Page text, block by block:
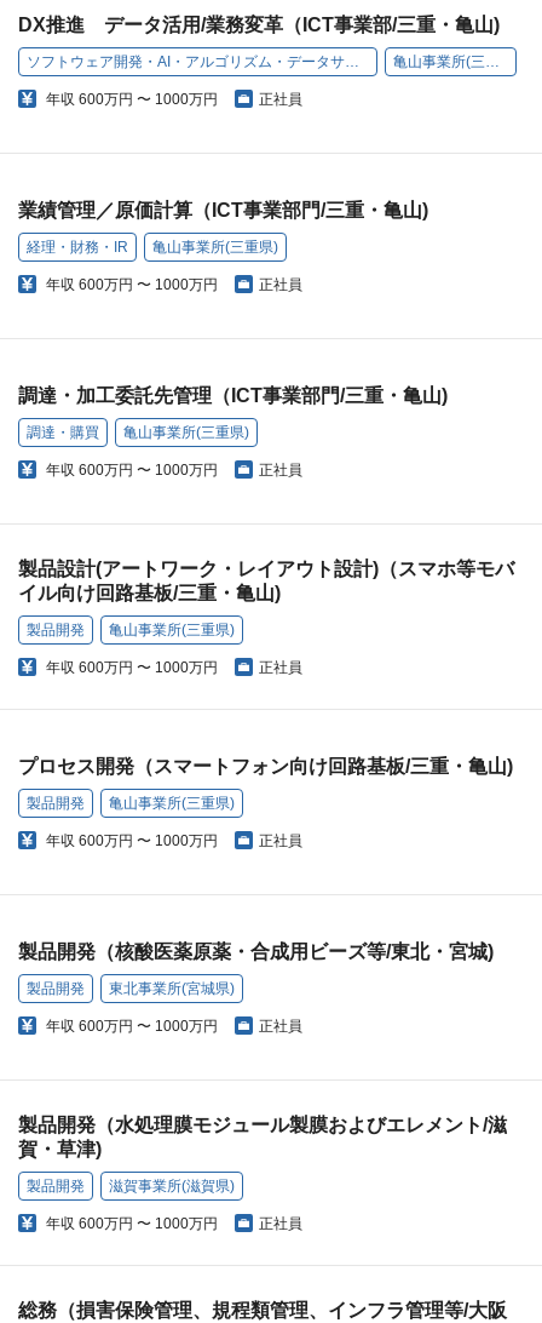
DX推進 データ活用/業務変革（ICT事業部/三重・亀山)
ソフトウェア開発・AI・アルゴリズム・データサイエンス 亀山事業所(三重県)
年収 600万円 〜 1000万円 正社員
業績管理／原価計算（ICT事業部門/三重・亀山)
経理・財務・IR 亀山事業所(三重県)
年収 600万円 〜 1000万円 正社員
調達・加工委託先管理（ICT事業部門/三重・亀山)
調達・購買 亀山事業所(三重県)
年収 600万円 〜 1000万円 正社員
製品設計(アートワーク・レイアウト設計)（スマホ等モバ
イル向け回路基板/三重・亀山)
製品開発 亀山事業所(三重県)
年収 600万円 〜 1000万円 正社員
プロセス開発（スマートフォン向け回路基板/三重・亀山)
製品開発 亀山事業所(三重県)
年収 600万円 〜 1000万円 正社員
製品開発（核酸医薬原薬・合成用ビーズ等/東北・宮城)
製品開発 東北事業所(宮城県)
年収 600万円 〜 1000万円 正社員
製品開発（水処理膜モジュール製膜およびエレメント/滋
賀・草津)
製品開発 滋賀事業所(滋賀県)
年収 600万円 〜 1000万円 正社員
総務（損害保険管理、規程類管理、インフラ管理等/大阪